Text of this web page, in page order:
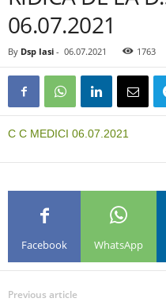
06.07.2021
By Dsp Iasi - 06.07.2021 1763
C C MEDICI 06.07.2021
Facebook WhatsApp
Previous article